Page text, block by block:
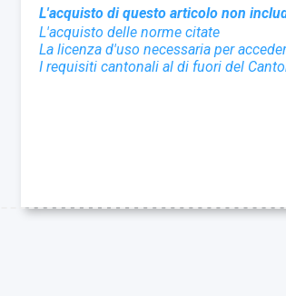
L'acquisto di questo articolo non
L'acquisto delle norme citate
La licenza d'uso necessaria per
I requisiti cantonali al di fuori del